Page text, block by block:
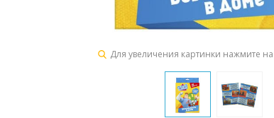
Для увеличения картинки нажмите